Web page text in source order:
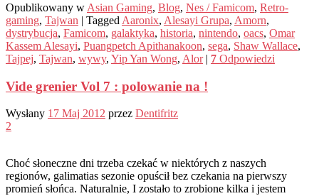
Opublikowany w Asian Gaming, Blog, Nes / Famicom, Retro-
gaming, Tajwan | Tagged Aaronix, Alesayi Grupa, Amorn,
dystrybucja, Famicom, galaktyka, historia, nintendo, oacs, Omar
Kassem Alesayi, Puangpetch Apithanakoon, sega, Shaw Wallace,
Tajpej, Tajwan, wywy, Yip Yan Wong, Alor | 7 Odpowiedzi
Vide grenier Vol 7 : polowanie na !
Wysłany 17 Maj 2012 przez Dentifritz
2
Choć słoneczne dni trzeba czekać w niektórych z naszych
regionów, galimatias sezonie opuścił bez czekania na pierwszy
promień słońca. Naturalnie, I zostało to zrobione kilka i jestem